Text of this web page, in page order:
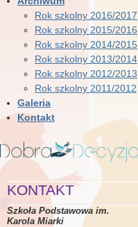
Rok szkolny 2016/2017
Rok szkolny 2015/2016
Rok szkolny 2014/2015
Rok szkolny 2013/2014
Rok szkolny 2012/2013
Rok szkolny 2011/2012
Galeria
Kontakt
KONTAKT
Szkoła Podstawowa im.
Karola Miarki